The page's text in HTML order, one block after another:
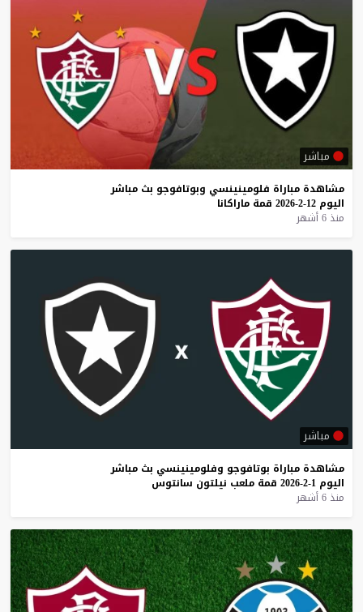
مباشر
مشاهدة مباراة فلومينينسي وبوتافوجو بث مباشر
اليوم 12-2-2026 قمة ماراكانا
منذ 6 أشهر
مباشر
مشاهدة مباراة بوتافوجو وفلومينينسي بث مباشر
اليوم 1-2-2026 قمة ملعب نيلتون سانتوس
منذ 6 أشهر